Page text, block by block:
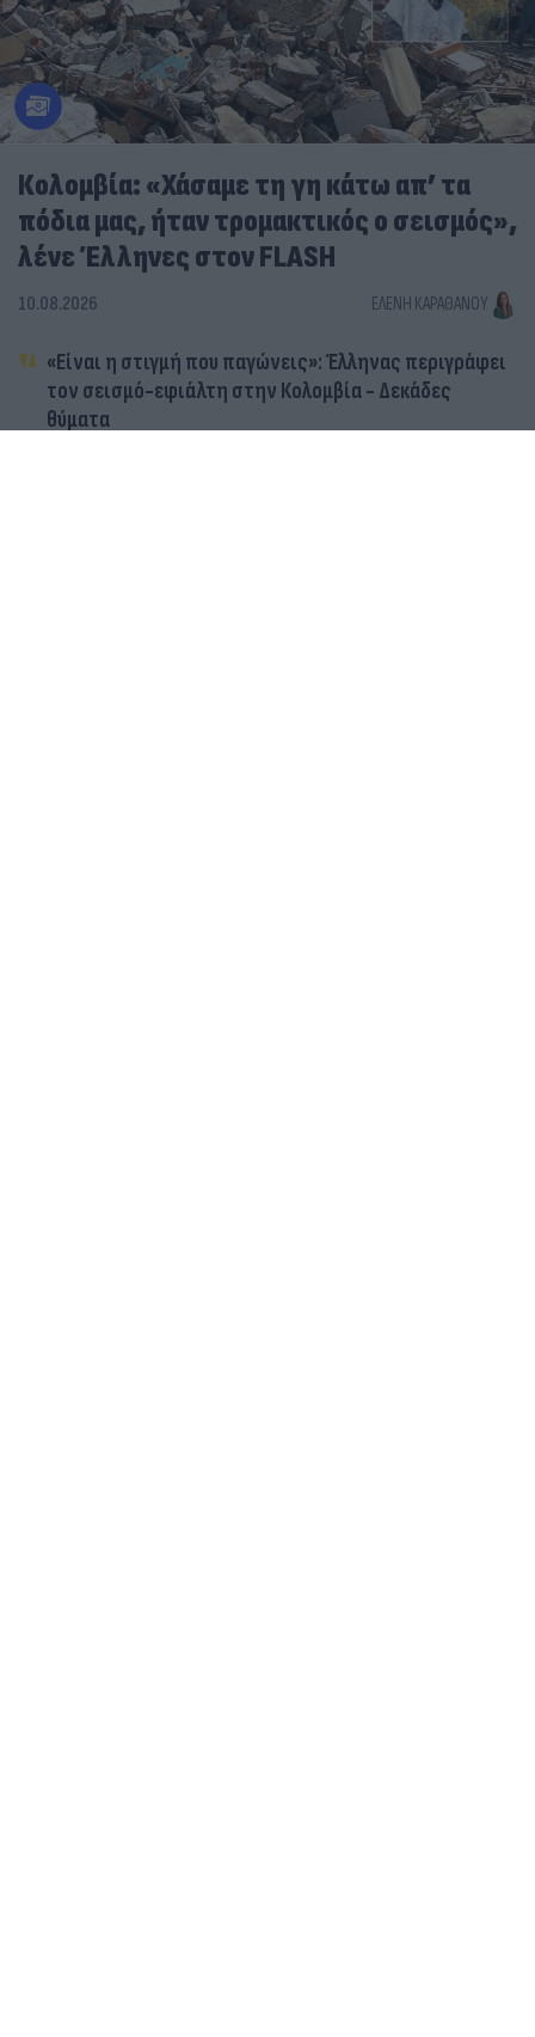
Κολομβία: «Χάσαμε τη γη κάτω απ’ τα
πόδια μας, ήταν τρομακτικός ο σεισμός»,
λένε Έλληνες στον FLASH
10.08.2026 ΕΛΈΝΗ ΚΑΡΑΘΆΝΟΥ
«Είναι η στιγμή που παγώνεις»: Έλληνας περιγράφει
τον σεισμό-εφιάλτη στην Κολομβία - Δεκάδες
θύματα